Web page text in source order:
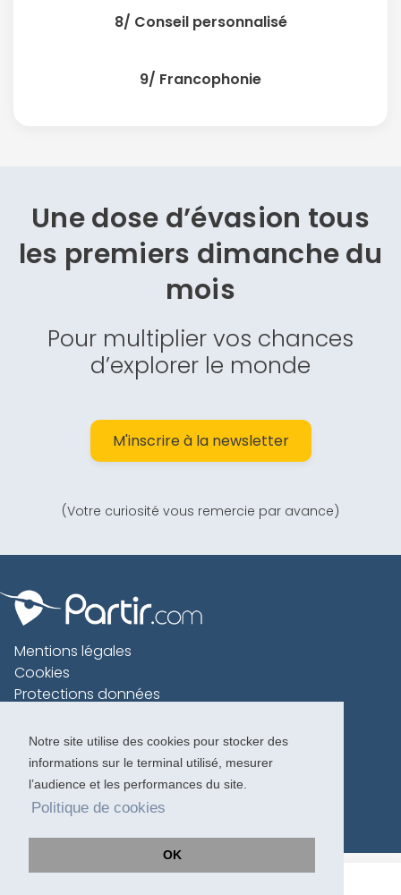
Notre site utilise des cookies pour stocker des
informations sur le terminal utilisé, mesurer
l’audience et les performances du site.
Politique de cookies
OK
8/ Conseil personnalisé
9/ Francophonie
Une dose d’évasion tous
les premiers dimanche du
mois
Pour multiplier vos chances
d’explorer le monde
M'inscrire à la newsletter
(Votre curiosité vous remercie par avance)
Mentions légales
Cookies
Protections données
Charte voyageur
Copyright 1996-2026